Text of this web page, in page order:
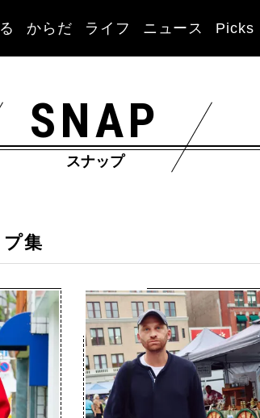
からだ ライフ ニュース Picks
SNAP
スナップ
集